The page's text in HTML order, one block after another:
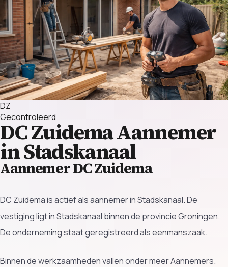
DZ
Gecontroleerd
DC ZuidemaAannemer
in Stadskanaal
Aannemer DC Zuidema
DC Zuidema is actief als aannemer in Stadskanaal. De
vestiging ligt in Stadskanaal binnen de provincie Groningen.
De onderneming staat geregistreerd als eenmanszaak.
Binnen de werkzaamheden vallen onder meer Aannemers.